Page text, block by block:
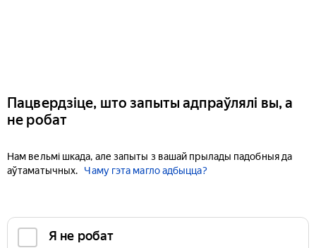
Пацвердзіце, што запыты адпраўлялі вы, а
не робат
Нам вельмі шкада, але запыты з вашай прылады падобныя да
аўтаматычных.
Чаму гэта магло адбыцца?
Я не робат